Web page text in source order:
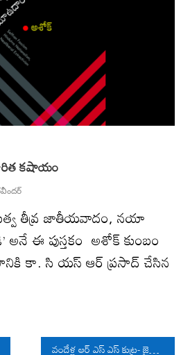
కషాయం
తీవ్ర జాతీయవాదం, నయా
ఈ పుస్తకం అశోక్ కుంబం
కా. సి యస్ ఆర్ ప్రసాద్ చేసిన
వందేళ్ల ఆర్‌ ఎస్‌ ఎస్‌ కుట్ర- జైలుపాలయిన రాజకీయ ఖైదీలు